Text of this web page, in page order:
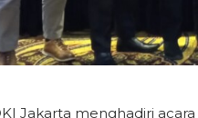
Jakarta menghadiri